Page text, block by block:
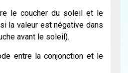
le coucher du soleil et le
la valeur est négative dans
avant le soleil).
entre la conjonction et le